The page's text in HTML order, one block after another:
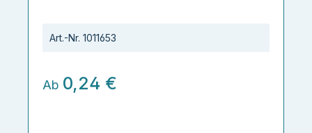
Art.-Nr. 1011653
Ab 0,24 €